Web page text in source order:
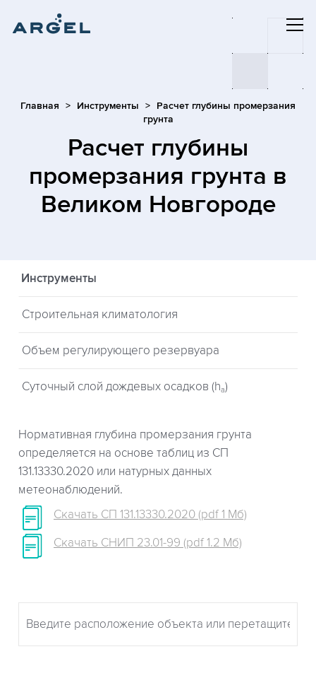
Главная Инструменты
Расчет глубины промерзания
грунта
Расчет глубины
промерзания грунта в
Великом Новгороде
Инструменты
Строительная климатология
Объем регулирующего резервуара
Суточный слой дождевых осадков (ha)
Нормативная глубина промерзания грунта
определяется на основе таблиц из СП
131.13330.2020 или натурных данных
метеонаблюдений.
Скачать СП 131.13330.2020 (pdf 1 Мб)
Скачать СНИП 23.01-99 (pdf 1.2 Мб)